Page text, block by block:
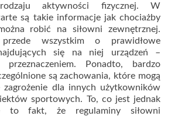
aktywności fizycznej. W
są takie informacje jak chociażby
robić na siłowni zewnętrznej.
wszystkim o prawidłowe
się na niej urządzeń –
Ponadto, bardzo
są zachowania, które mogą
zagrożenie dla innych użytkowników
sportowych. To, co jest jednak
to fakt, że regulaminy siłowni